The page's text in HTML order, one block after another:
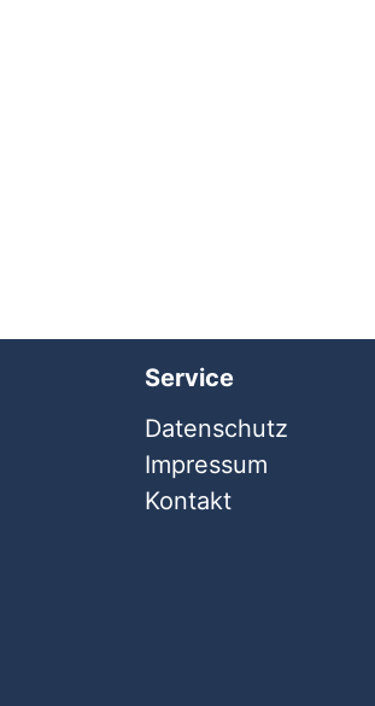
Service
Datenschutz
Impressum
Kontakt